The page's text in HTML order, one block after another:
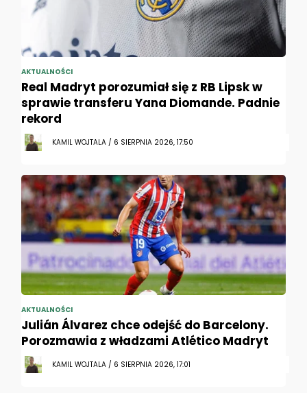
AKTUALNOŚCI
Real Madryt porozumiał się z RB Lipsk w
sprawie transferu Yana Diomande. Padnie
rekord
KAMIL WOJTALA / 6 SIERPNIA 2026, 17:50
AKTUALNOŚCI
Julián Álvarez chce odejść do Barcelony.
Porozmawia z władzami Atlético Madryt
KAMIL WOJTALA / 6 SIERPNIA 2026, 17:01